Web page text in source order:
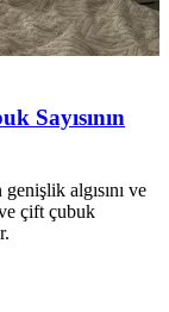
Sayısının
algısını ve
çift çubuk